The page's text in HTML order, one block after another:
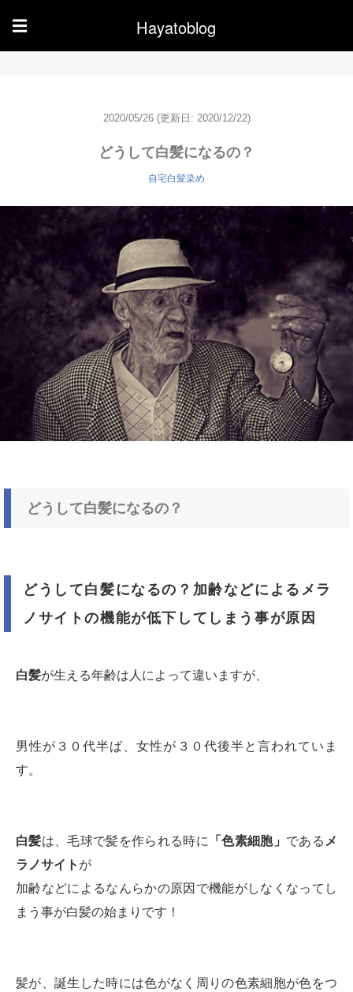
☰ Hayatoblog
2020/05/26 (更新日: 2020/12/22)
どうして白髪になるの？
自宅白髪染め
どうして白髪になるの？
どうして白髪になるの？加齢などによるメラ
ノサイトの機能が低下してしまう事が原因
白髪が生える年齢は人によって違いますが、
男性が３０代半ば、女性が３０代後半と言われていま
す。
白髪は、毛球で髪を作られる時に 「色素細胞」 である メ
ラノサイト が
加齢などによるなんらかの原因で機能がしなくなってし
まう事が白髪の始まりです！
髪が、誕生した時には色がなく周りの色素細胞が色をつ